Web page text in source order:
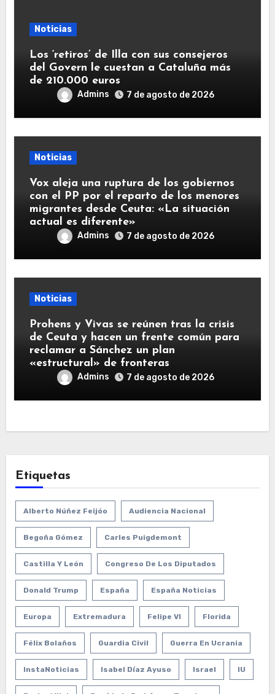
Noticias
Los ‘retiros’ de Illa con sus consejeros
del Govern le cuestan a Cataluña más
de 210.000 euros
Admins 7 de agosto de 2026
Noticias
Vox aleja una ruptura de los gobiernos
con el PP por el reparto de los menores
migrantes desde Ceuta: «La situación
actual es diferente»
Admins 7 de agosto de 2026
Noticias
Prohens y Vivas se reúnen tras la crisis
de Ceuta y hacen un frente común para
reclamar a Sánchez un plan
«estructural» de fronteras
Admins 7 de agosto de 2026
Etiquetas
Alberto Núñez Feijóo Audiencia Nacional
Begoña Gómez Carles Puigdemont
Castilla Y León Congreso De Los Diputados
Donald Trump España España Noticias
Europa Extremadura Felipe VI Florida
Félix Bolaños Guardia Civil Guerra En Ucrania
InstaNoticias Isabel Díaz Ayuso Israel IU